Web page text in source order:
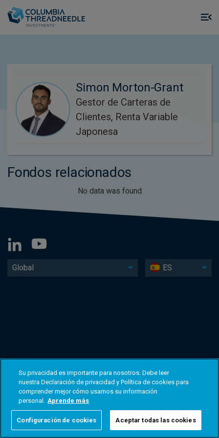
Simon Morton-Grant
Gestor de Carteras de
Clientes, Renta Variable
Japonesa
Fondos relacionados
No data was found
Global ES
Su privacidad es importante para nosotros. Debe leer
nuestra Declaración de privacidad y Política de cookies para
comprender mejor cómo usamos su información
personal. Aprende más
Configuración de cookies Aceptar todas las cookies